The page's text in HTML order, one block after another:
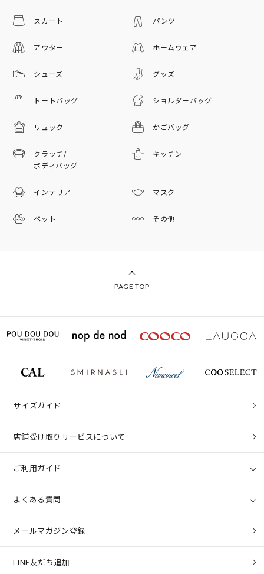
スカート パンツ
アウター ホームウェア
シューズ グッズ
トートバッグ ショルダーバッグ
リュック かごバッグ
クラッチ/
ボディバッグ
キッチン
インテリア マスク
ペット その他
PAGE TOP
サイズガイド
店舗受け取りサービスについて
ご利用ガイド
よくある質問
メールマガジン登録
LINE友だち追加